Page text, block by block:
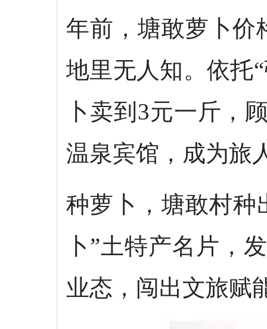
年前，塘敢萝卜价
地里无人知。依托
卜卖到3元一斤，
温泉宾馆，成为旅
种萝卜，塘敢村种
卜”土特产名片，
业态，闯出文旅赋